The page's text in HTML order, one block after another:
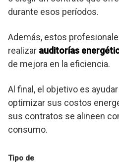
durante esos períodos.
Además, estos
realizar auditorías
de mejora en la eficiencia.
Al final, el objetivo es
optimizar sus costos
sus contratos se alineen
consumo.
Tipo de